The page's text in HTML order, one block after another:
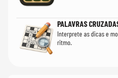
PALAVRAS
Interprete as dicas e
ritmo.